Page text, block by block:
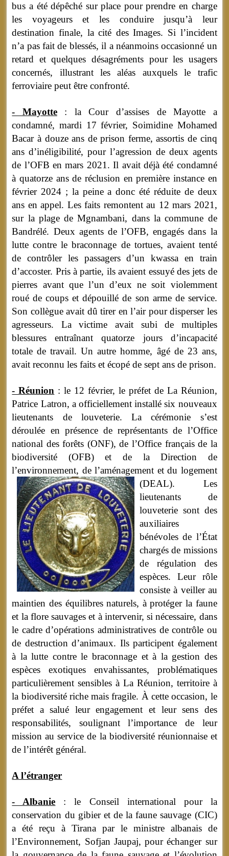
bus a été dépêché sur place pour prendre en charge
les voyageurs et les conduire jusqu’à leur
destination finale, la cité des Images. Si l’incident
n’a pas fait de blessés, il a néanmoins occasionné un
retard et quelques désagréments pour les usagers
concernés, illustrant les aléas auxquels le trafic
ferroviaire peut être confronté.
- Mayotte: la Cour d’assises de Mayotte a
condamné, mardi 17 février, Soimidine Mohamed
Bacar à douze ans de prison ferme, assortis de cinq
ans d’inéligibilité, pour l’agression de deux agents
de l’OFB en mars 2021. Il avait déjà été condamné
à quatorze ans de réclusion en première instance en
février 2024 ; la peine a donc été réduite de deux
ans en appel. Les faits remontent au 12 mars 2021,
sur la plage de Mgnambani, dans la commune de
Bandrélé. Deux agents de l’OFB, engagés dans la
lutte contre le braconnage de tortues, avaient tenté
de contrôler les passagers d’un kwassa en train
d’accoster. Pris à partie, ils avaient essuyé des jets de
pierres avant que l’un d’eux ne soit violemment
roué de coups et dépouillé de son arme de service.
Son collègue avait dû tirer en l’air pour disperser les
agresseurs. La victime avait subi de multiples
blessures entraînant quatorze jours d’incapacité
totale de travail. Un autre homme, âgé de 23 ans,
avait reconnu les faits et écopé de sept ans de prison.
- Réunion : le 12 février, le préfet de La Réunion,
Patrice Latron, a officiellement installé six nouveaux
lieutenants de louveterie. La cérémonie s’est
déroulée en présence de représentants de l’Office
national des forêts (ONF), de l’Office français de la
biodiversité (OFB) et de la Direction de
l’environnement, de l’aménagement et du logement
(DEAL). Les
lieutenants de
louveterie sont des
auxiliaires
bénévoles de l’État
chargés de missions
de régulation des
espèces. Leur rôle
consiste à veiller au
maintien des équilibres naturels, à protéger la faune
et la flore sauvages et à intervenir, si nécessaire, dans
le cadre d’opérations administratives de contrôle ou
de destruction d’animaux. Ils participent également
à la lutte contre le braconnage et à la gestion des
espèces exotiques envahissantes, problématiques
particulièrement sensibles à La Réunion, territoire à
la biodiversité riche mais fragile. À cette occasion, le
préfet a salué leur engagement et leur sens des
responsabilités, soulignant l’importance de leur
mission au service de la biodiversité réunionnaise et
de l’intérêt général.
A l’étranger
- Albanie : le Conseil international pour la
conservation du gibier et de la faune sauvage (CIC)
a été reçu à Tirana par le ministre albanais de
l’Environnement, Sofjan Jaupaj, pour échanger sur